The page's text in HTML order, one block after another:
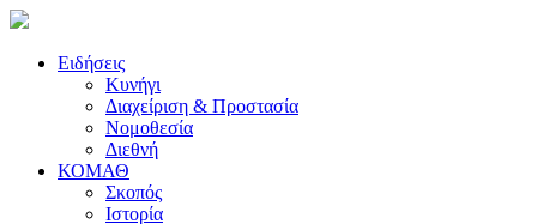
Ειδήσεις
Κυνήγι
Διαχείριση & Προστασία
Νομοθεσία
Διεθνή
ΚΟΜΑΘ
Σκοπός
Ιστορία